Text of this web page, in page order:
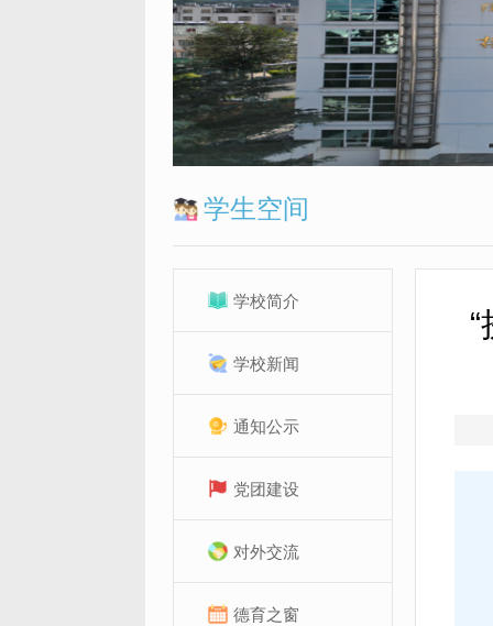
学生空间
学校简介
学校新闻
通知公示
党团建设
对外交流
德育之窗